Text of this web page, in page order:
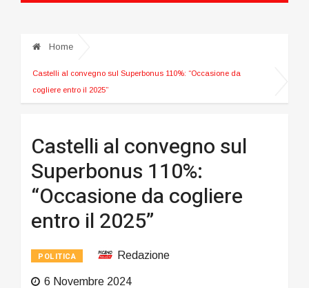
Home
Castelli al convegno sul Superbonus 110%: “Occasione da
cogliere entro il 2025”
Castelli al convegno sul
Superbonus 110%:
“Occasione da cogliere
entro il 2025”
POLITICA Redazione
6 Novembre 2024